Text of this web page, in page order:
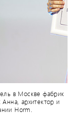
в Москве фабрик
архитектор и
Horm.